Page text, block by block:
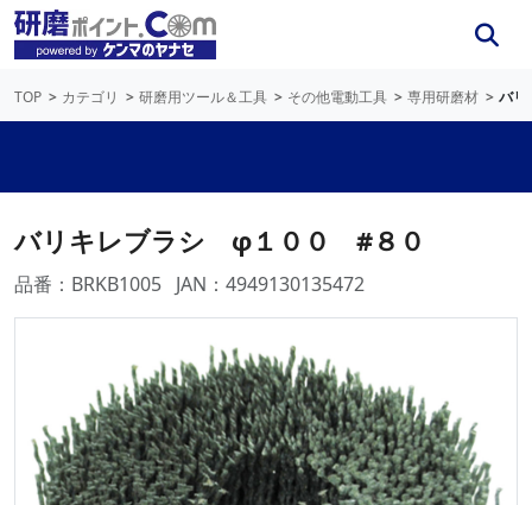
TOP カテゴリ 研磨用ツール＆工具 その他電動工具 専用研磨材 バ
バリキレブラシ φ１００ #８０
品番：BRKB1005 JAN：4949130135472